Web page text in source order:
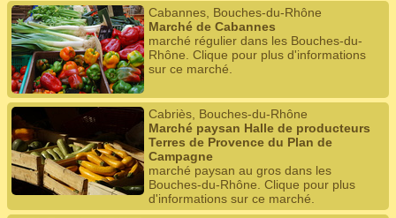
Cabannes, Bouches-du-Rhône
Marché de Cabannes
marché régulier dans les Bouches-du-
Rhône. Clique pour plus d'informations
sur ce marché.
Cabriès, Bouches-du-Rhône
Marché paysan Halle de producteurs
Terres de Provence du Plan de
Campagne
marché paysan au gros dans les
Bouches-du-Rhône. Clique pour plus
d'informations sur ce marché.